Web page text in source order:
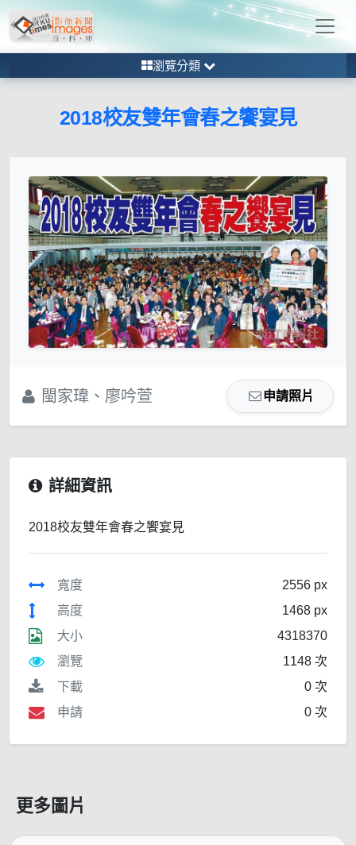
瀏覽分類
2018校友雙年會春之饗宴見
閩家瑋、廖吟萱 申請照片
詳細資訊
2018校友雙年會春之饗宴見
寬度
2556 px
高度
1468 px
大小
4318370
瀏覽
1148 次
下載
0 次
申請
0 次
更多圖片